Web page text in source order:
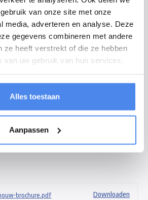
van onze site met onze
media, adverteren en analyse. Deze
gegevens combineren met andere
ze heeft verstrekt of die ze hebben
van uw gebruik van hun services.
Alles toestaan
Aanpassen
en weersomstandigheden. Maar ook
of als verkoopkraam. Standaard
en twee achterdeuren met robuuste
Andere veel gekozen opties zijn
reservewiel. Neem contact op voor de diverse
brochure.pdf Downloaden